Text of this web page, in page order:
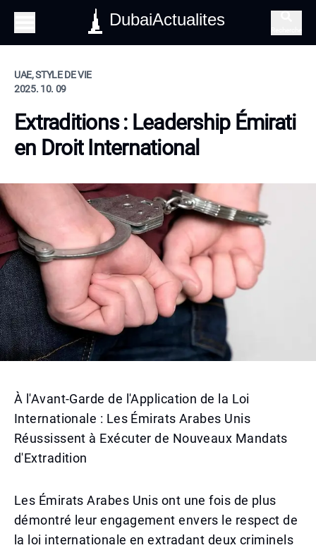
DubaiActualites
UAE, STYLE DE VIE
2025. 10. 09
Extraditions : Leadership Émirati
en Droit International
À l'Avant-Garde de l'Application de la Loi
Internationale : Les Émirats Arabes Unis
Réussissent à Exécuter de Nouveaux Mandats
d'Extradition
Les Émirats Arabes Unis ont une fois de plus
démontré leur engagement envers le respect de
la loi internationale en extradant deux criminels